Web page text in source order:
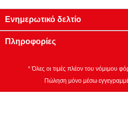
Ενημερωτικό δελτίο
Πληροφορίες
* Όλες οι τιμές πλέον του νόμιμου
Πώληση μόνο μέσω